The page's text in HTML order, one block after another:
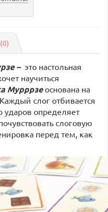
– это настольная
научиться
Мурррзеоснована на
слог отбивается
ударов определяет
слоговую
перед тем, как